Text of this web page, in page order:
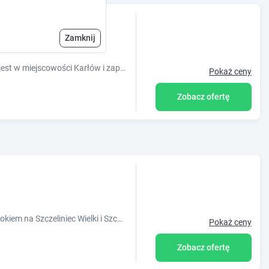
Zamknij
Obiekt Domek Sudecki Karłów położony jest w miejscowości Karłów i zapewnia wspólną kuchnię oraz widok na góry. Na miejscu znajduje się te? Pokaż ceny
Zobacz ofertę
Oferujemy całoroczny wypoczynek z widokiem na Szczeliniec Wielki i Szczeliniec Mały. Pokaż ceny
Zobacz ofertę